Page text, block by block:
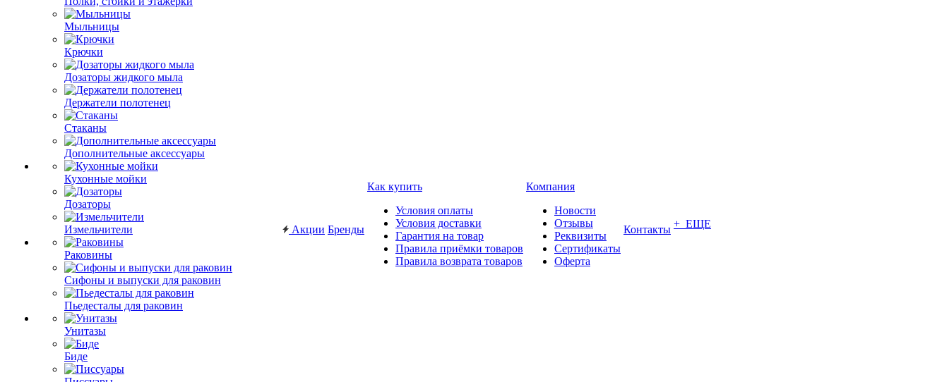
Мыльницы
Крючки
Дозаторы жидкого мыла
Держатели полотенец
Стаканы
Дополнительные аксессуары
Кухонные мойки
Дозаторы
Измельчители
Раковины
Сифоны и выпуски для раковин
Пьедесталы для раковин
Унитазы
Биде
Акции Бренды
Как купить
Условия оплаты
Условия доставки
Гарантия на товар
Правила приёмки товаров
Правила возврата товаров
Компания
Новости
Отзывы
Реквизиты
Сертификаты
Оферта
Контакты + ЕЩЕ